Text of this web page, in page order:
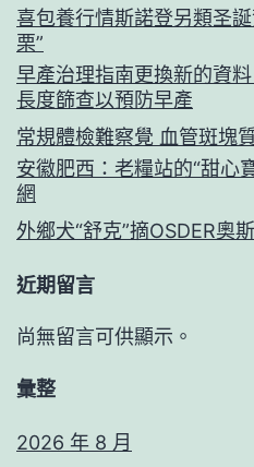
喜包養行情斯諾登另類圣
栗”
早產治理指南更換新的資
長度篩查以預防早產
常規體檢難察覺 血管斑塊
安徽肥西：老糧站的“甜心
網
外鄉犬“舒克”摘OSDER奧
近期留言
尚無留言可供顯示。
彙整
2026 年 8 月